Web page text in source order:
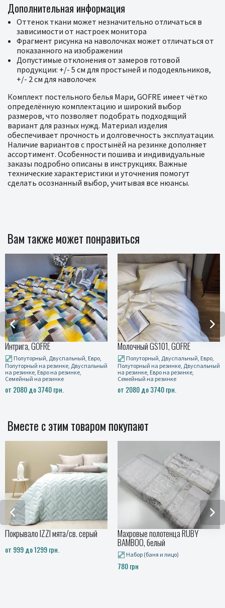
Дополнительная информация
Оттенок ткани может незначительно отличаться в
зависимости от настроек монитора
Фрагмент рисунка на наволочках может отличаться от
показанного на изображении
Допустимые отклонения от замеров готовой
продукции: +/- 5 см для простыней и пододеяльников,
+/- 2 см для наволочек
Комплект постельного белья Мари, GOFRE имеет чётко
определённую комплектацию и широкий выбор
размеров, что позволяет подобрать подходящий
вариант для разных нужд. Материал изделия
обеспечивает прочность и долговечность эксплуатации.
Наличие вариантов с простынёй на резинке дополняет
ассортимент. Особенности пошива и индивидуальные
заказы подробно описаны в инструкциях. Важные
технические характеристики и уточнения помогут
сделать осознанный выбор, учитывая все нюансы.
Вам также может понравиться
Интрига, GOFRE
Полуторный, Двуспальный, Евро,
Полуторный на резинке, Двуспальный
на резинке, Евро на резинке,
Семейный на резинке
от 2080 до 3740 грн.
Молочный GS101, GOFRE
Полуторный, Двуспальный, Евро,
Полуторный на резинке, Двуспальный
на резинке, Евро на резинке,
Семейный на резинке
от 2080 до 3740 грн.
Вместе с этим товаром покупают
Покрывало IZZI мята/св. серый
от 999 до 1299 грн.
Махровые полотенца RUBY
BAMBOO, белый
Набор (баня и лицо)
780 грн